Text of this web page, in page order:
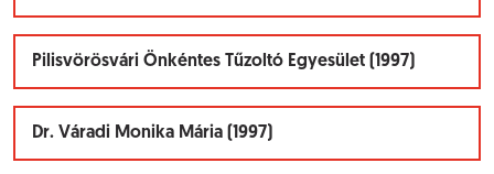
Pilisvörösvári Önkéntes Tűzoltó Egyesület (1997)
Dr. Váradi Monika Mária (1997)